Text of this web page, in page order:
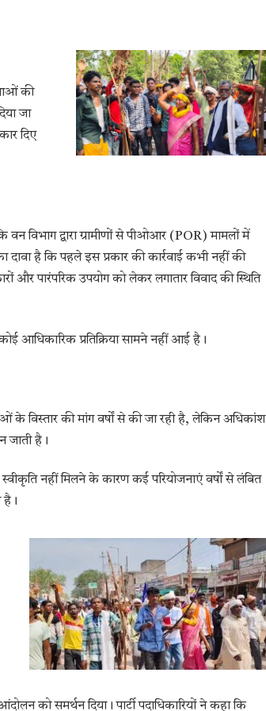
की
जा
दिए
विभाग द्वारा ग्रामीणों से पीओआर (POR) मामलों में
दावा है कि पहले इस प्रकार की कार्रवाई कभी नहीं की
और पारंपरिक उपयोग को लेकर लगातार विवाद की स्थिति
आधिकारिक प्रतिक्रिया सामने नहीं आई है।
विस्तार की मांग वर्षों से की जा रही है, लेकिन अधिकांश
जाती है।
नहीं मिलने के कारण कई परियोजनाएं वर्षों से लंबित
है।
को समर्थन दिया। पार्टी पदाधिकारियों ने कहा कि